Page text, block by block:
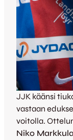
JJK käänsi
vastaan
voitolla.
Niko Markkula